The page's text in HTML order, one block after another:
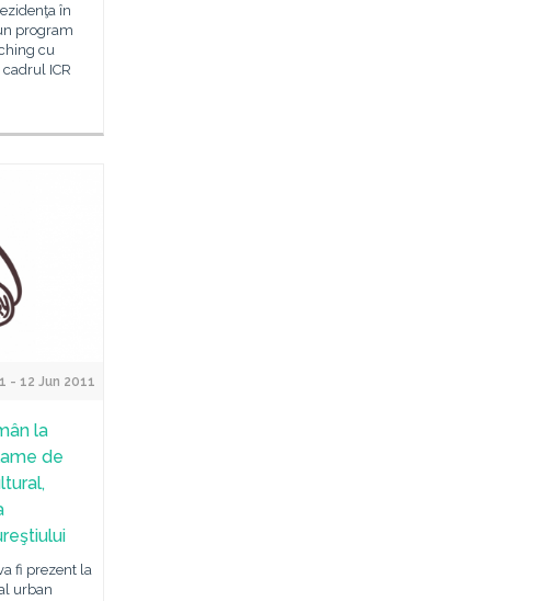
în
program
cu
ICR
- 12 Jun 2011
la
de
fi prezent la
urban